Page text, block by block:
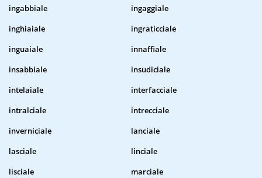
ingabbiale
ingaggiale
inghiaiale
ingraticciale
inguaiale
innaffiale
insabbiale
insudiciale
intelaiale
interfacciale
intralciale
intrecciale
inverniciale
lanciale
lasciale
linciale
lisciale
marciale